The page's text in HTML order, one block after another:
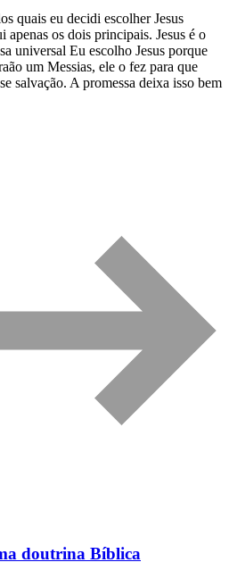
quais eu decidi escolher Jesus
os dois principais. Jesus é o
universal Eu escolho Jesus porque
um Messias, ele o fez para que
salvação. A promessa deixa isso bem
doutrina Bíblica